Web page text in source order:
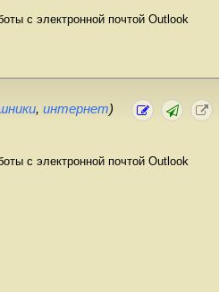
с электронной почтой Outlook
, интернет)
с электронной почтой Outlook